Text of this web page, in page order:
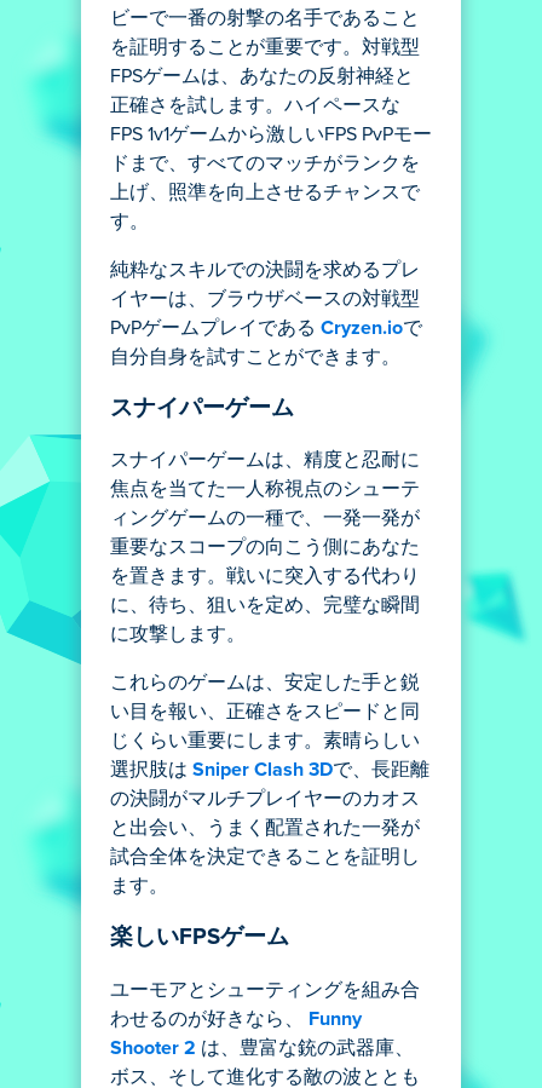
ビーで一番の射撃の名手であること
を証明することが重要です。対戦型
FPSゲームは、あなたの反射神経と
正確さを試します。ハイペースな
FPS 1v1ゲームから激しいFPS PvPモー
ドまで、すべてのマッチがランクを
上げ、照準を向上させるチャンスで
す。
純粋なスキルでの決闘を求めるプレ
イヤーは、ブラウザベースの対戦型
PvPゲームプレイである Cryzen.ioで
自分自身を試すことができます。
スナイパーゲーム
スナイパーゲームは、精度と忍耐に
焦点を当てた一人称視点のシューテ
ィングゲームの一種で、一発一発が
重要なスコープの向こう側にあなた
を置きます。戦いに突入する代わり
に、待ち、狙いを定め、完璧な瞬間
に攻撃します。
これらのゲームは、安定した手と鋭
い目を報い、正確さをスピードと同
じくらい重要にします。素晴らしい
選択肢は Sniper Clash 3Dで、長距離
の決闘がマルチプレイヤーのカオス
と出会い、うまく配置された一発が
試合全体を決定できることを証明し
ます。
楽しいFPSゲーム
ユーモアとシューティングを組み合
わせるのが好きなら、
Funny
Shooter 2 は、豊富な銃の武器庫、
ボス、そして進化する敵の波ととも